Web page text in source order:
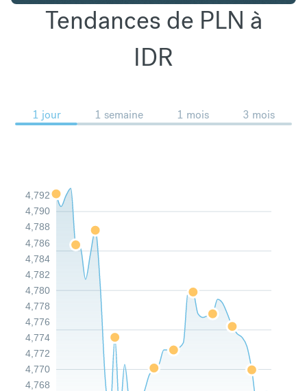
Tendances de PLN à
IDR
1 jour 1 semaine 1 mois 3 mois
4,768
4,770
4,772
4,774
4,776
4,778
4,780
4,782
4,784
4,786
4,788
4,790
4,792